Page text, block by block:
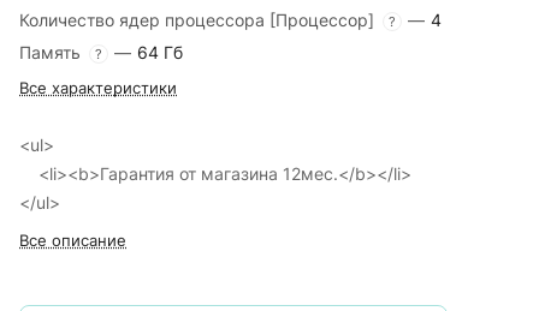
Количество ядер процессора [Процессор]
? — 4
Память
? — 64 Гб
Все характеристики
<ul>
<li><b>Гарантия от магазина 12мес.</b></li>
</ul>
Все описание